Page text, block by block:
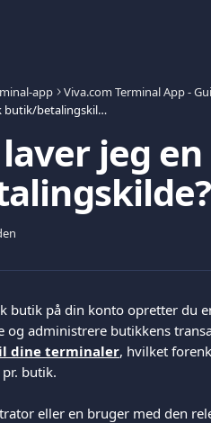
app
Viva.com Terminal App -
Hvordan laver jeg en fysisk butik/betalingskilde?
jeg
butik på din konto opretter
og administrere butikkens
dine terminaler, hvilket
butik.
eller en bruger med den